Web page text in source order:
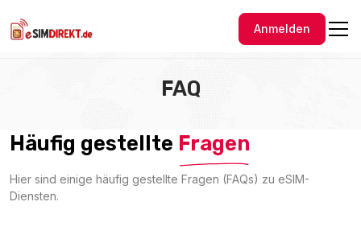
Anmelden
FAQ
Häufig gestellte Fragen
Hier sind einige häufig gestellte Fragen (FAQs) zu eSIM-
Diensten.